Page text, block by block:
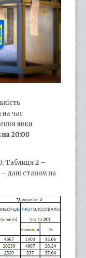
на час
явки
на 20:00
Таблиця 2 –
дані станом на